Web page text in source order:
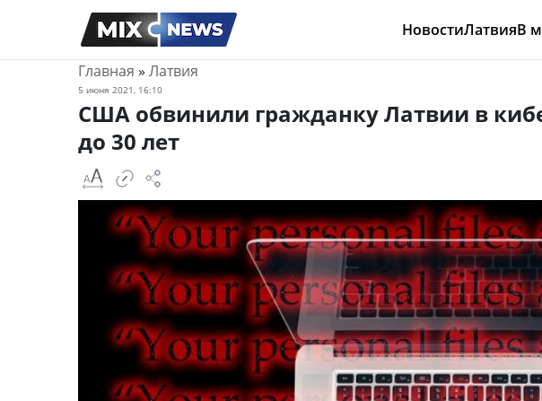
НовостиЛатвияВ
Главная » Латвия
5 июня 2021, 16:10
США обвинили гражданку Латвии в
до 30 лет